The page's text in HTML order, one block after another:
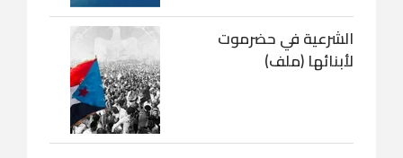
الشرعية في حضرموت
لأبنائها (ملف)